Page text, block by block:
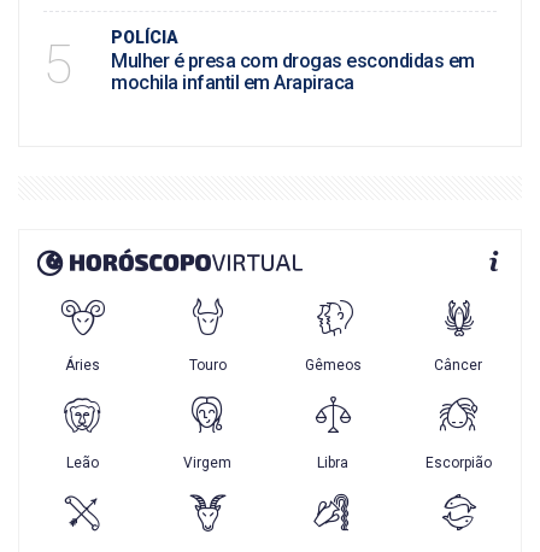
5 POLÍCIA
Mulher é presa com drogas escondidas em
mochila infantil em Arapiraca